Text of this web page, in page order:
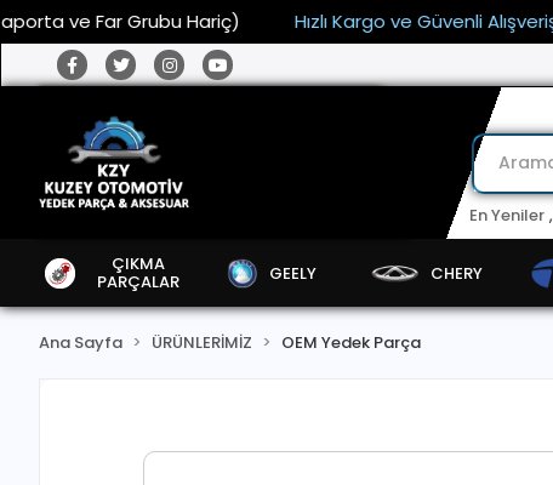
ve Far Grubu Hariç) Hızlı Kargo ve Güvenli Alışveriş
En Yeniler ,
ÇIKMA
PARÇALAR GEELY CHERY
Ana Sayfa ÜRÜNLERİMİZ OEM Yedek Parça